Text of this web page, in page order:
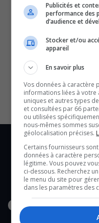
SOUTENIR NOS
CULTURE
Publicités et
performance des
d’audience et
Stocker et/ou
appareil
En savoir plus
Vos données à caractère
informations liées à
uniques et autres types
et consultées par 66
ou utilisées
nous-mêmes sommes
géolocalisation précises.
Certains fournisseurs
données à caractère
légitime. Vous pouvez
ci-dessous. Recherchez
le menu du site pour
dans les paramètres des